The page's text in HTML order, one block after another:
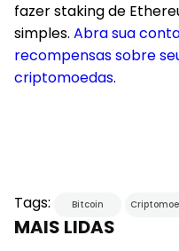
fazer staking de
simples. Abra sua
recompensas sobre
criptomoedas.
Tags: Bitcoin
MAIS LIDAS